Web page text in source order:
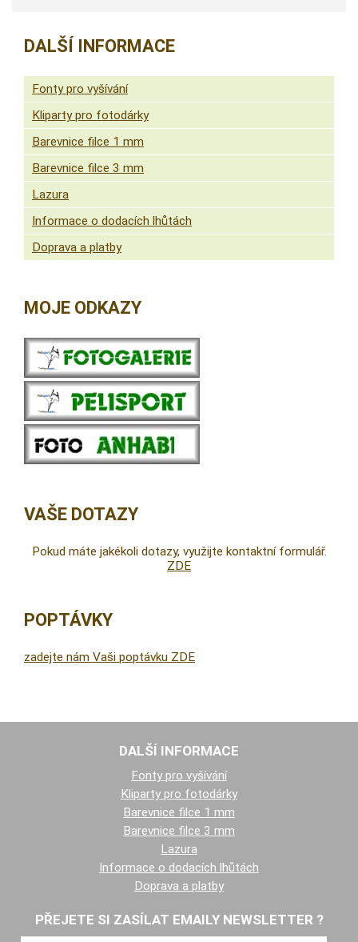
DALŠÍ INFORMACE
Fonty pro vyšívání
Kliparty pro fotodárky
Barevnice filce 1 mm
Barevnice filce 3 mm
Lazura
Informace o dodacích lhůtách
Doprava a platby
MOJE ODKAZY
VAŠE DOTAZY
Pokud máte jakékoli dotazy, využijte kontaktní formulář.
ZDE
POPTÁVKY
zadejte nám Vaši poptávku ZDE
DALŠÍ INFORMACE
Fonty pro vyšívání
Kliparty pro fotodárky
Barevnice filce 1 mm
Barevnice filce 3 mm
Lazura
Informace o dodacích lhůtách
Doprava a platby
PŘEJETE SI ZASÍLAT EMAILY NEWSLETTER ?